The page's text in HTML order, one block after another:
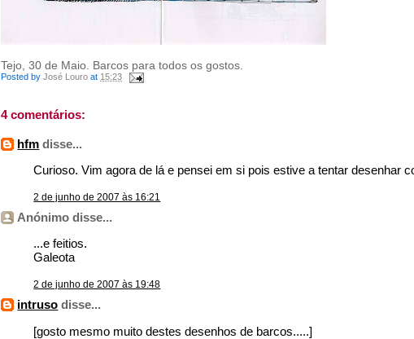
Tejo, 30 de Maio. Barcos para todos os gostos.
Posted byJosé Louro at 15:23
4 comentários:
hfm disse...
Curioso. Vim agora de lá e pensei em si pois estive a tentar desenhar
2 de junho de 2007 às 16:21
Anónimo disse...
...e feitios.
Galeota
2 de junho de 2007 às 19:48
intruso disse...
[gosto mesmo muito destes desenhos de barcos.....]